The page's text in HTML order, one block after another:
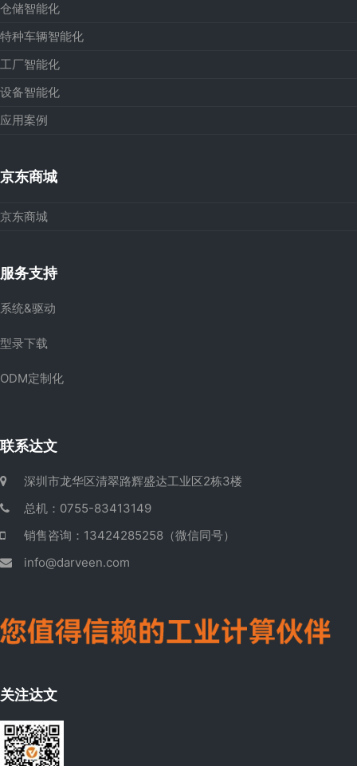
仓储智能化
特种车辆智能化
工厂智能化
设备智能化
应用案例
京东商城
京东商城
服务支持
系统&驱动
型录下载
ODM定制化
联系达文
深圳市龙华区清翠路辉盛达工业区2栋3楼
总机：0755-83413149
销售咨询：13424285258（微信同号）
info@darveen.com
关注达文